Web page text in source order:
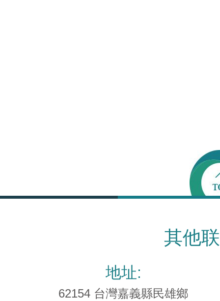
其他
地址:
62154 台灣嘉義縣民雄鄉